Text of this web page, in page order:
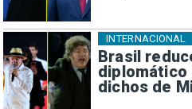
Brasil
diplomático
dichos de
INTERNACIONAL